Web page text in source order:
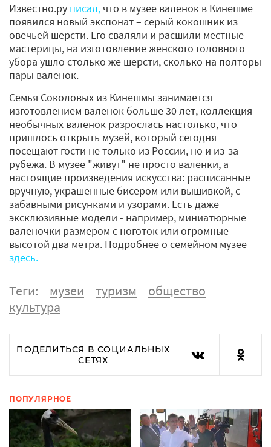
Известно.ру писал, что в музее валенок в Кинешме
появился новый экспонат – серый кокошник из
овечьей шерсти. Его сваляли и расшили местные
мастерицы, на изготовление женского головного
убора ушло столько же шерсти, сколько на полторы
пары валенок.
Семья Соколовых из Кинешмы занимается
изготовлением валенок больше 30 лет, коллекция
необычных валенок разрослась настолько, что
пришлось открыть музей, который сегодня
посещают гости не только из России, но и из-за
рубежа. В музее "живут" не просто валенки, а
настоящие произведения искусства: расписанные
вручную, украшенные бисером или вышивкой, с
забавными рисунками и узорами. Есть даже
эксклюзивные модели - например, миниатюрные
валеночки размером с ноготок или огромные
высотой два метра. Подробнее о семейном музее
здесь.
Теги: музеи туризм
общество
культура
ПОДЕЛИТЬСЯ В СОЦИАЛЬНЫХ
СЕТЯХ
ПОПУЛЯРНОЕ